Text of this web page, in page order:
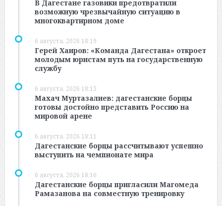
В Дагестане газовики предотвратили
возможную чрезвычайную ситуацию в
многоквартирном доме
6 августа, 2026 18:19
Герей Хаиров: «Команда Дагестана» откроет
молодым юристам путь на государственную
службу
6 августа, 2026 18:13
Махач Муртазалиев: дагестанские борцы
готовы достойно представить Россию на
мировой арене
6 августа, 2026 18:11
Дагестанские борцы рассчитывают успешно
выступить на чемпионате мира
6 августа, 2026 18:10
Дагестанские борцы пригласили Магомеда
Рамазанова на совместную тренировку